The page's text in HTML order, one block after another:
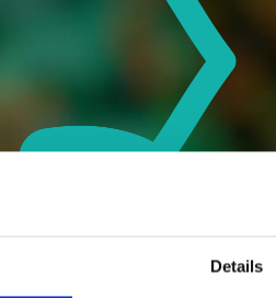
Details